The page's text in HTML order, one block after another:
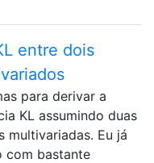
entre dois
para derivar a
KL assumindo duas
multivariadas. Eu já
com bastante